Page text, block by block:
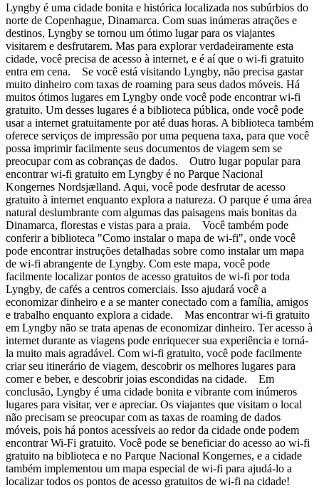
Lyngby é uma cidade bonita e histórica localizada nos subúrbios do
norte de Copenhague, Dinamarca. Com suas inúmeras atrações e
destinos, Lyngby se tornou um ótimo lugar para os viajantes
visitarem e desfrutarem. Mas para explorar verdadeiramente esta
cidade, você precisa de acesso à internet, e é aí que o wi-fi gratuito
entra em cena. Se você está visitando Lyngby, não precisa gastar
muito dinheiro com taxas de roaming para seus dados móveis. Há
muitos ótimos lugares em Lyngby onde você pode encontrar wi-fi
gratuito. Um desses lugares é a biblioteca pública, onde você pode
usar a internet gratuitamente por até duas horas. A biblioteca também
oferece serviços de impressão por uma pequena taxa, para que você
possa imprimir facilmente seus documentos de viagem sem se
preocupar com as cobranças de dados. Outro lugar popular para
encontrar wi-fi gratuito em Lyngby é no Parque Nacional
Kongernes Nordsjælland. Aqui, você pode desfrutar de acesso
gratuito à internet enquanto explora a natureza. O parque é uma área
natural deslumbrante com algumas das paisagens mais bonitas da
Dinamarca, florestas e vistas para a praia. Você também pode
conferir a biblioteca "Como instalar o mapa de wi-fi", onde você
pode encontrar instruções detalhadas sobre como instalar um mapa
de wi-fi abrangente de Lyngby. Com este mapa, você pode
facilmente localizar pontos de acesso gratuitos de wi-fi por toda
Lyngby, de cafés a centros comerciais. Isso ajudará você a
economizar dinheiro e a se manter conectado com a família, amigos
e trabalho enquanto explora a cidade. Mas encontrar wi-fi gratuito
em Lyngby não se trata apenas de economizar dinheiro. Ter acesso à
internet durante as viagens pode enriquecer sua experiência e torná-
la muito mais agradável. Com wi-fi gratuito, você pode facilmente
criar seu itinerário de viagem, descobrir os melhores lugares para
comer e beber, e descobrir joias escondidas na cidade. Em
conclusão, Lyngby é uma cidade bonita e vibrante com inúmeros
lugares para visitar, ver e apreciar. Os viajantes que visitam o local
não precisam se preocupar com as taxas de roaming de dados
móveis, pois há pontos acessíveis ao redor da cidade onde podem
encontrar Wi-Fi gratuito. Você pode se beneficiar do acesso ao wi-fi
gratuito na biblioteca e no Parque Nacional Kongernes, e a cidade
também implementou um mapa especial de wi-fi para ajudá-lo a
localizar todos os pontos de acesso gratuitos de wi-fi na cidade!